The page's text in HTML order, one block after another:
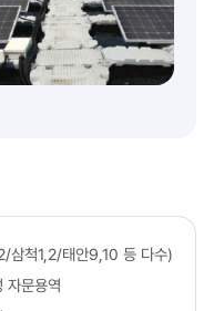
삼척1,2/태안9,10 등 다수)
문용역